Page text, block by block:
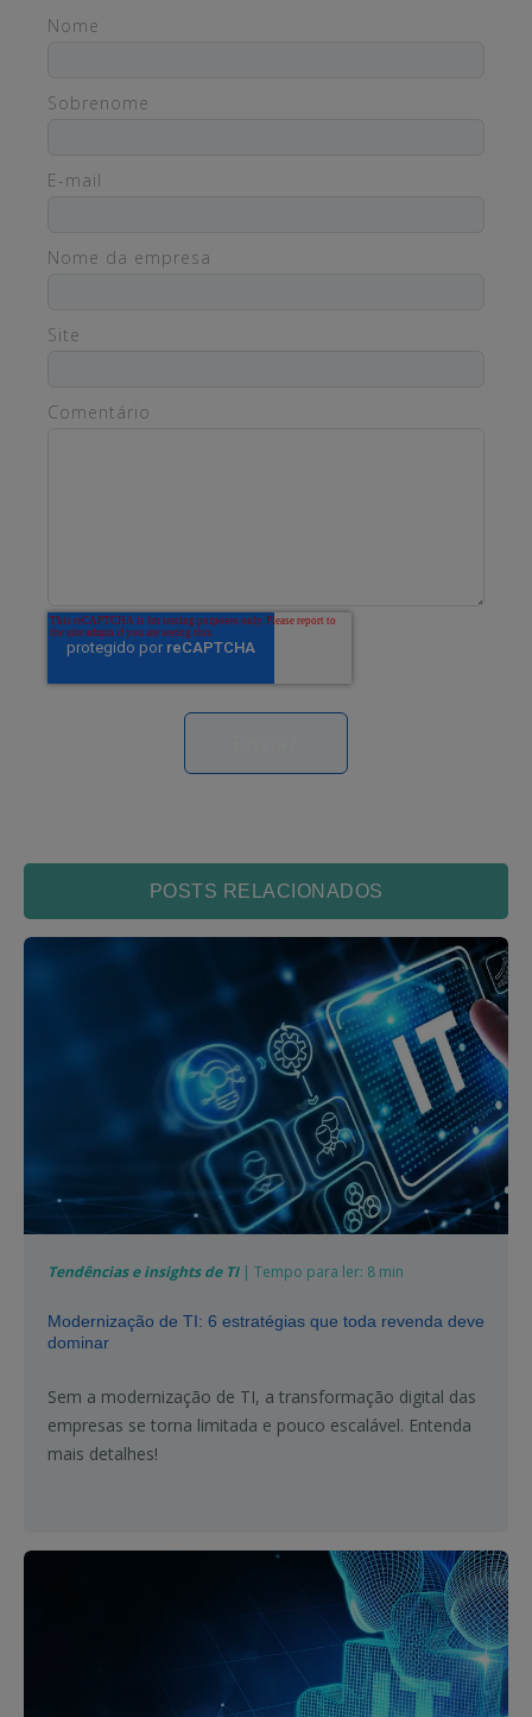
Nome
Sobrenome
E-mail
Nome da empresa
Site
Comentário
POSTS RELACIONADOS
Tendências e insights de TI| Tempo para ler: 8 min
Modernização de TI: 6 estratégias que toda revenda deve
dominar
Sem a modernização de TI, a transformação digital das
empresas se torna limitada e pouco escalável. Entenda
mais detalhes!